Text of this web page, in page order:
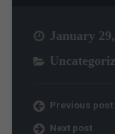
January
Previous post
Next post